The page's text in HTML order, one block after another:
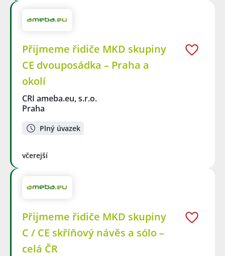
Přijmeme řidiče MKD skupiny
CE dvouposádka – Praha a
okolí
CRI ameba.eu, s.r.o.
Praha
Plný úvazek
včerejší
Přijmeme řidiče MKD skupiny
C / CE skříňový návěs a sólo –
celá ČR